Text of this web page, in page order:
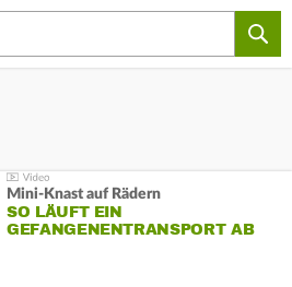
Mini-Knast auf Rädern
SO LÄUFT EIN
GEFANGENENTRANSPORT AB